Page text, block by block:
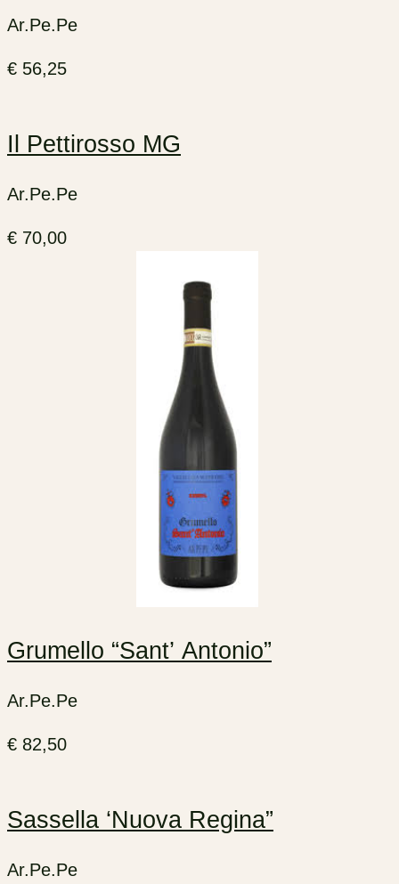
Ar.Pe.Pe
€ 56,25
Il Pettirosso MG
Ar.Pe.Pe
€ 70,00
Grumello “Sant’ Antonio”
Ar.Pe.Pe
€ 82,50
Sassella ‘Nuova Regina”
Ar.Pe.Pe